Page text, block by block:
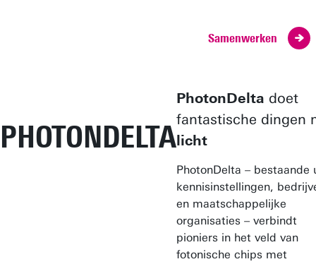
Samenwerken
PHOTONDELTA
PhotonDelta doet
fantastische dingen
licht
PhotonDelta – bestaande
kennisinstellingen,
en maatschappelijke
organisaties – verbindt
pioniers in het veld van
fotonische chips met